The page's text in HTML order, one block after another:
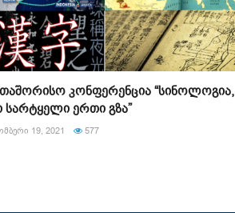
კონფერენცია “სინოლოგია,
სარტყელი ერთი გზა”
19, 2021 577